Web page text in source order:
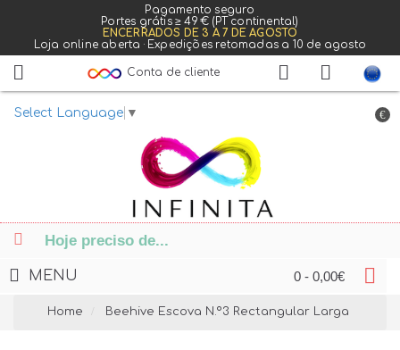
Pagamento seguro
Portes grátis ≥ 49 € (PT continental)
ENCERRADOS DE 3 A 7 DE AGOSTO
Loja online aberta · Expedições retomadas a 10 de agosto
Select Language ▼
Conta de cliente
€
0 - 0,00€
MENU
Home Beehive Escova N.º3 Rectangular Larga